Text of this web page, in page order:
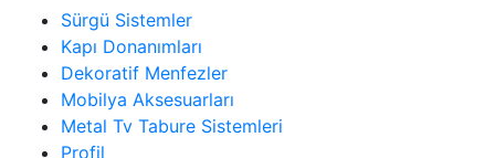
Sürgü Sistemler
Kapı Donanımları
Dekoratif Menfezler
Mobilya Aksesuarları
Metal Tv Tabure Sistemleri
Profil